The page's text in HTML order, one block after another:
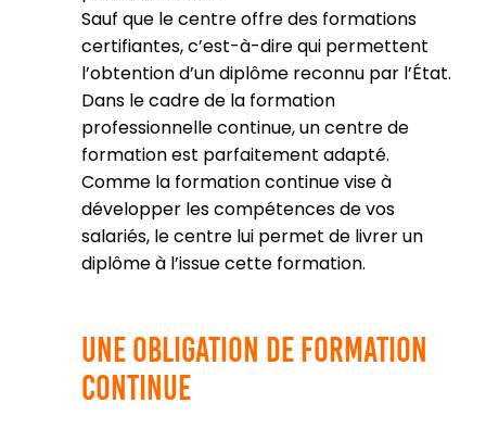
Sauf que le centre offre des formations
certifiantes, c’est-à-dire qui permettent
l’obtention d’un diplôme reconnu par l’État.
Dans le cadre de la formation
professionnelle continue, un centre de
formation est parfaitement adapté.
Comme la formation continue vise à
développer les compétences de vos
salariés, le centre lui permet de livrer un
diplôme à l’issue cette formation.
Une obligation de formation
continue